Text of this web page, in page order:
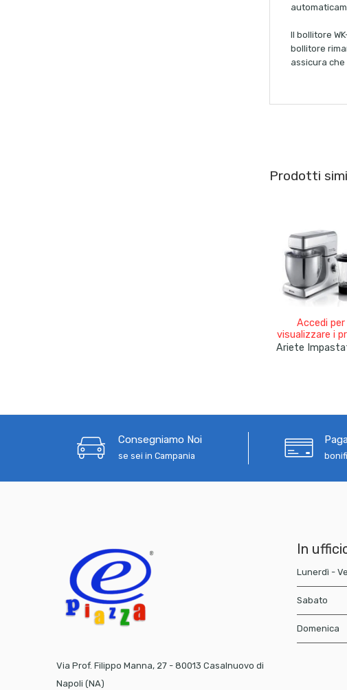
Il bollitore
bollitore
assicura
Prodotti
Accedi per
visualizzare i
Consegniamo Noi
se sei in Campania
Via Prof. Filippo Manna, 27 - 80013 Casalnuovo di
Napoli (NA)
In
Lunerdì -
Sabato
Domenica